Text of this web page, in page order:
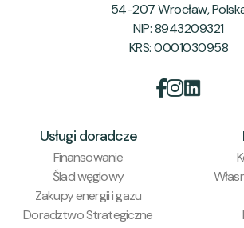
54-207 Wrocław,
NIP: 8943209321
KRS: 0001030958

Usługi doradcze
Finansowanie
Ślad węglowy
Zakupy energii i gazu
Doradztwo Strategiczne